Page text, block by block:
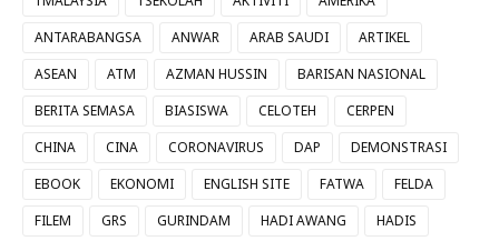
ANTARABANGSA
ANWAR ARAB SAUDI
ARTIKEL
ASEAN
ATM AZMAN HUSSIN
BARISAN NASIONAL
BERITA SEMASA
BIASISWA CELOTEH
CERPEN
CHINA
CINA CORONAVIRUS DAP
DEMONSTRASI
EBOOK
EKONOMI ENGLISH SITE FATWA
FELDA
FILEM
GRS GURINDAM HADI AWANG
HADIS